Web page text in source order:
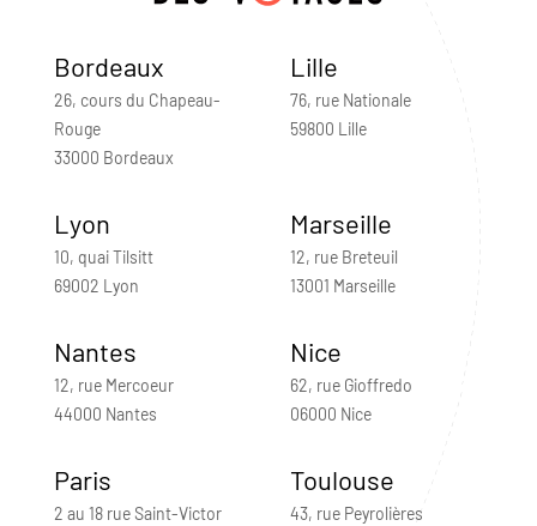
Bordeaux
26, cours du Chapeau-
Rouge
33000 Bordeaux
Lille
76, rue Nationale
59800 Lille
Lyon
10, quai Tilsitt
69002 Lyon
Marseille
12, rue Breteuil
13001 Marseille
Nantes
12, rue Mercoeur
44000 Nantes
Nice
62, rue Gioffredo
06000 Nice
Paris
2 au 18 rue Saint-Victor
Toulouse
43, rue Peyrolières